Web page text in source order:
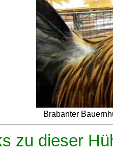
Brabanter
zu dieser